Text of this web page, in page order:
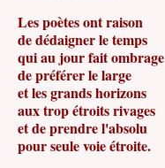
Les poètes ont raison
de dédaigner le temps
qui au jour fait ombrage
de préférer le large
et les grands horizons
aux trop étroits rivages
et de prendre l'absolu
pour seule voie étroite.